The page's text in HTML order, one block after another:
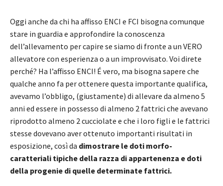
Oggi anche da chi ha affisso ENCI e FCI bisogna comunque
stare in guardia e approfondire la conoscenza
dell’allevamento per capire se siamo di fronte a un VERO
allevatore con esperienza o a un improvvisato. Voi direte
perché? Ha l’affisso ENCI! É vero, ma bisogna sapere che
qualche anno fa per ottenere questa importante qualifica,
avevamo l’obbligo, (giustamente) di allevare da almeno 5
anni ed essere in possesso di almeno 2 fattrici che avevano
riprodotto almeno 2 cucciolate e che i loro figli e le fattrici
stesse dovevano aver ottenuto importanti risultati in
esposizione, così da dimostrare le doti morfo-
caratteriali tipiche della razza di appartenenza e doti
della progenie di quelle determinate fattrici.